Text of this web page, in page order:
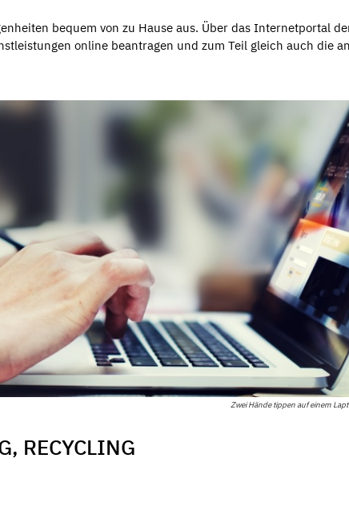
bequem von zu Hause aus. Über das Internetportal
online beantragen und zum Teil gleich auch die
Zwei Hände tippen auf einem
RECYCLING